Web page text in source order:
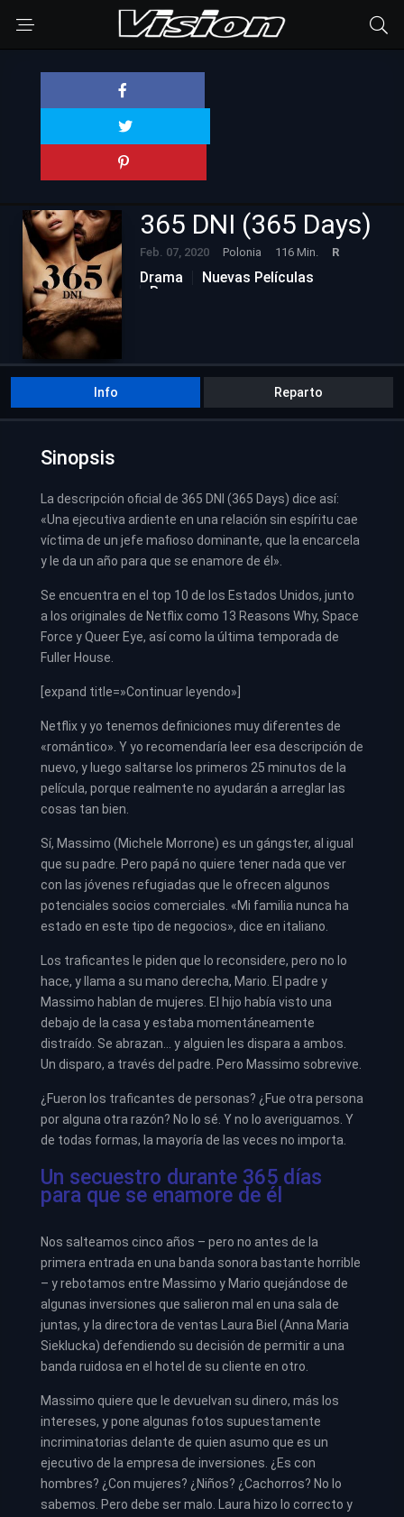
365 DNI (365 Days)
Feb. 07, 2020 Polonia 116 Min. R
Drama
Nuevas Películas
Romance
Info Reparto
Sinopsis
La descripción oficial de 365 DNI (365 Days) dice así:
«Una ejecutiva ardiente en una relación sin espíritu cae
víctima de un jefe mafioso dominante, que la encarcela
y le da un año para que se enamore de él».
Se encuentra en el top 10 de los Estados Unidos, junto
a los originales de Netflix como 13 Reasons Why, Space
Force y Queer Eye, así como la última temporada de
Fuller House.
[expand title=»Continuar leyendo»]
Netflix y yo tenemos definiciones muy diferentes de
«romántico». Y yo recomendaría leer esa descripción de
nuevo, y luego saltarse los primeros 25 minutos de la
película, porque realmente no ayudarán a arreglar las
cosas tan bien.
Sí, Massimo (Michele Morrone) es un gángster, al igual
que su padre. Pero papá no quiere tener nada que ver
con las jóvenes refugiadas que le ofrecen algunos
potenciales socios comerciales. «Mi familia nunca ha
estado en este tipo de negocios», dice en italiano.
Los traficantes le piden que lo reconsidere, pero no lo
hace, y llama a su mano derecha, Mario. El padre y
Massimo hablan de mujeres. El hijo había visto una
debajo de la casa y estaba momentáneamente
distraído. Se abrazan… y alguien les dispara a ambos.
Un disparo, a través del padre. Pero Massimo sobrevive.
¿Fueron los traficantes de personas? ¿Fue otra persona
por alguna otra razón? No lo sé. Y no lo averiguamos. Y
de todas formas, la mayoría de las veces no importa.
Un secuestro durante 365 días
para que se enamore de él
Nos salteamos cinco años – pero no antes de la
primera entrada en una banda sonora bastante horrible
– y rebotamos entre Massimo y Mario quejándose de
algunas inversiones que salieron mal en una sala de
juntas, y la directora de ventas Laura Biel (Anna Maria
Sieklucka) defendiendo su decisión de permitir a una
banda ruidosa en el hotel de su cliente en otro.
Massimo quiere que le devuelvan su dinero, más los
intereses, y pone algunas fotos supuestamente
incriminatorias delante de quien asumo que es un
ejecutivo de la empresa de inversiones. ¿Es con
hombres? ¿Con mujeres? ¿Niños? ¿Cachorros? No lo
sabemos. Pero debe ser malo. Laura hizo lo correcto y